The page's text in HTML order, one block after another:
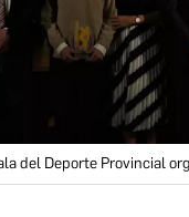
del Deporte Provincial